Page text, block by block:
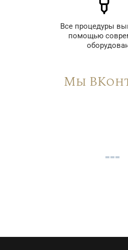
Все процедуры
помощью
Мы